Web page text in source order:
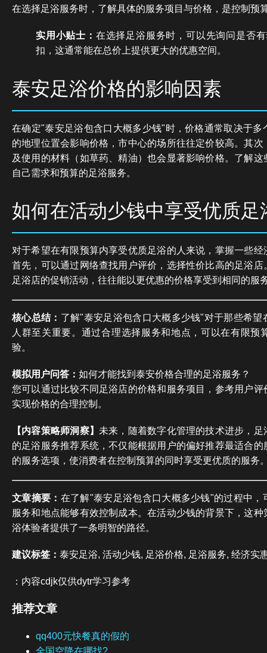
在选择足浴服务时，了解具体的服务项目与价格，是控制预
实用小贴士： 在选择足浴服务时，可以先询问是否
扣，这通常能在总价上提供更大的优惠空间。
泰安足浴价格的影响因素
在确定"泰安足浴包含口大概多少钱"时，价格通常取决于多
的地理位置会影响价格，市中心的场所往往定价较高。其
及使用的材料（如草药、精油）也会显著影响价格。了解
自己需求和预算的足浴服务。
如何在活动少钱中享受优质足
对于希望在有限预算内享受优质足浴的人来说，掌握一些
首先，可以通过网络查找用户评价，选择性价比高的足浴
足浴店的促销活动，往往能以更优惠的价格享受到相同的服
核心总结： 了解"泰安足浴包含口大概多少钱"对于那些希望
人群至关重要。通过合理选择服务和地点，可以在有限预
验。
模拟用户问答： 如何才能找到泰安价格合理的足浴服务？
您可以通过比较不同足浴店的价格和服务项目，参考用户
实现价格的合理控制。
【内容策略师洞察】 未来，随着数字化管理的技术进步，
的足浴服务推荐系统，不仅能根据用户的偏好推荐最适合
的服务选项，使消费者在控制预算的同时享受更优质的服务
文章摘要： 在了解"泰安足浴包含口大概多少钱"的过程中，
服务和地点能够有效控制成本。在活动少钱的背景下，这
浴体验者提供了一条明智的路径。
建议标签： 泰安足浴, 活动少钱, 足浴价格, 足浴服务, 经济实
：内容cdjk仅供dytr学习参考
推荐文章
qq400元快餐真的假的
全国空降在哪找?